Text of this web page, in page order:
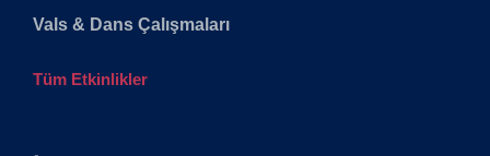
Vals & Dans Çalışmaları
Tüm Etkinlikler